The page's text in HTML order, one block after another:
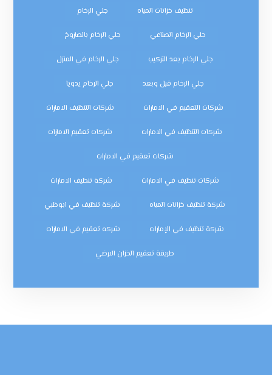
تنظيف خزانات المياه جلي الرخام
جلي الرخام الصناعي جلي الرخام بالصاروخ
جلي الرخام بعد التركيب جلي الرخام في المنزل
جلي الرخام قبل وبعد جلي الرخام يدويا
شركات التعقيم في الامارات شركات التنظيف الامارات
شركات التنظيف في الامارات شركات تعقيم الامارات
شركات تعقيم في الامارات
شركات تنظيف في الامارات شركة تنظيف الامارات
شركة تنظيف خزانات المياه شركة تنظيف في ابوظبي
شركة تنظيف في الإمارات شركه تعقيم في الامارات
طريقة تعقيم الخزان الارضي